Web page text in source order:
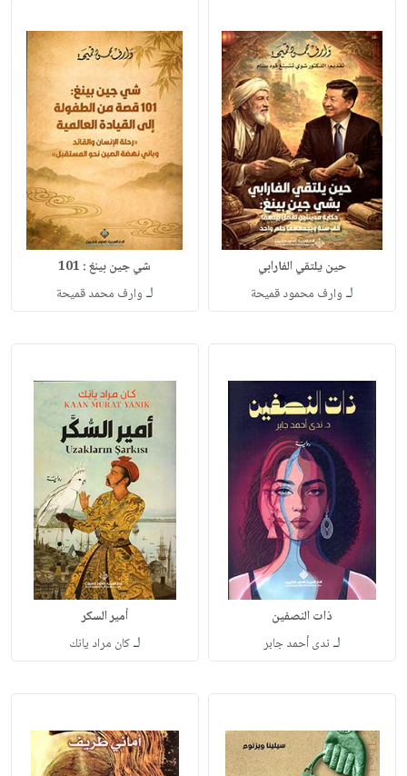
حين يلتقي الفارابي
لـ وارف محمود قميحة
شي جين بينغ : 101
لـ وارف محمد قميحة
ذات النصفين
لـ ندى أحمد جابر
أمير السكر
لـكان مراد يانك